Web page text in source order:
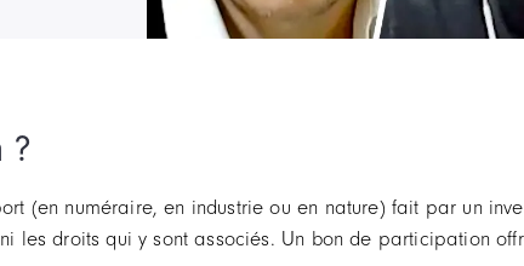
?
(en numéraire, en industrie ou en nature) fait par un
les droits qui y sont associés. Un bon de participation